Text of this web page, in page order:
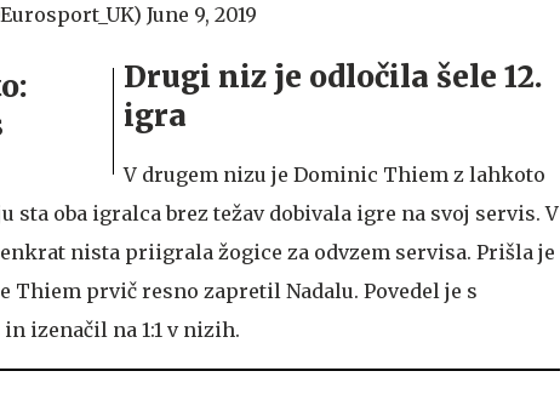
June 9, 2019
Drugi niz je odločila šele 12.
igra
V drugem nizu je Dominic Thiem z lahkoto
sta oba igralca brez težav dobivala igre na svoj servis. V
nista priigrala žogice za odvzem servisa. Prišla je
Thiem prvič resno zapretil Nadalu. Povedel je s
izenačil na 1:1 v nizih.